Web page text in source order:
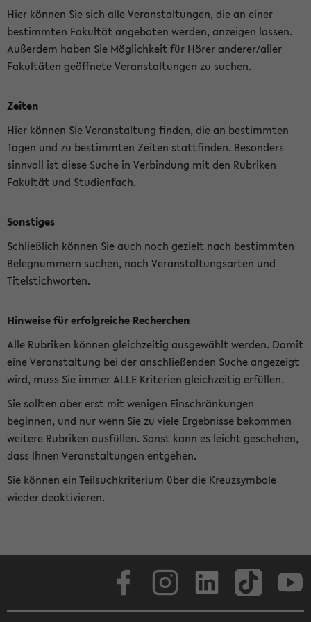
Hier können Sie sich alle Veranstaltungen, die an einer
bestimmten Fakultät angeboten werden, anzeigen lassen.
Außerdem haben Sie Möglichkeit für Hörer anderer/aller
Fakultäten geöffnete Veranstaltungen zu suchen.
Zeiten
Hier können Sie Veranstaltung finden, die an bestimmten
Tagen und zu bestimmten Zeiten stattfinden. Besonders
sinnvoll ist diese Suche in Verbindung mit den Rubriken
Fakultät und Studienfach.
Sonstiges
Schließlich können Sie auch noch gezielt nach bestimmten
Belegnummern suchen, nach Veranstaltungsarten und
Titelstichworten.
Hinweise für erfolgreiche Recherchen
Alle Rubriken können gleichzeitig ausgewählt werden. Damit
eine Veranstaltung bei der anschließenden Suche angezeigt
wird, muss Sie immer ALLE Kriterien gleichzeitig erfüllen.
Sie sollten aber erst mit wenigen Einschränkungen
beginnen, und nur wenn Sie zu viele Ergebnisse bekommen
weitere Rubriken ausfüllen. Sonst kann es leicht geschehen,
dass Ihnen Veranstaltungen entgehen.
Sie können ein Teilsuchkriterium über die Kreuzsymbole
wieder deaktivieren.